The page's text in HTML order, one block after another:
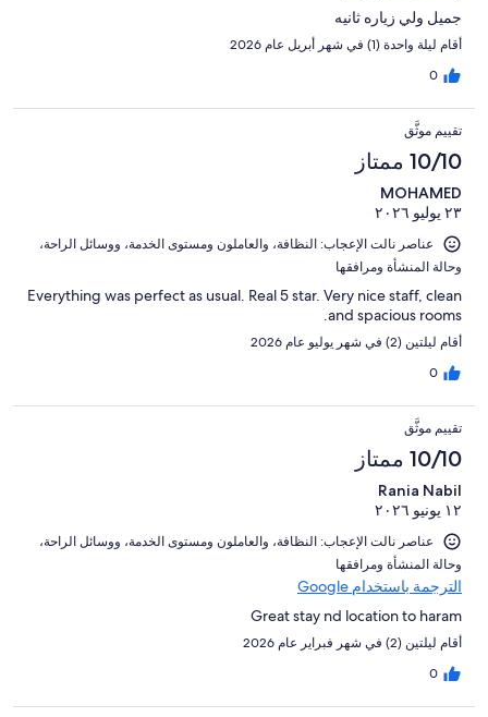
جميل ولي زياره ثانيه
أقام ليلة واحدة (1) في شهر أبريل عام 2026
0
تقييم موثَّق
10/10 ممتاز
MOHAMED
٢٣ يوليو ٢٠٢٦
عناصر نالت الإعجاب: ⁦النظافة⁩، و⁦العاملون ومستوى الخدمة⁩، و⁦وسائل الراحة⁩،
و⁦حالة المنشأة ومرافقها⁩
Everything was perfect as usual. Real 5 star. Very nice staff, clean
and spacious rooms.
أقام ليلتين (2) في شهر يوليو عام 2026
0
تقييم موثَّق
10/10 ممتاز
Rania Nabil
١٢ يونيو ٢٠٢٦
عناصر نالت الإعجاب: ⁦النظافة⁩، و⁦العاملون ومستوى الخدمة⁩، و⁦وسائل الراحة⁩،
و⁦حالة المنشأة ومرافقها⁩
الترجمة باستخدام Google
Great stay nd location to haram
أقام ليلتين (2) في شهر فبراير عام 2026
0